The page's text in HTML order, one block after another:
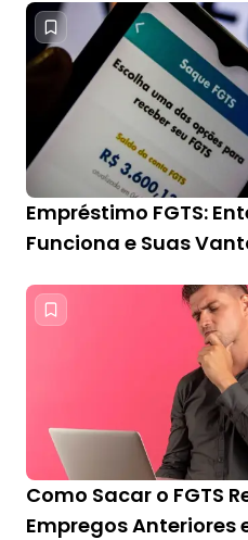
Empréstimo FGTS:
Funciona e Suas
Como Sacar o FGTS
Empregos Anteriores